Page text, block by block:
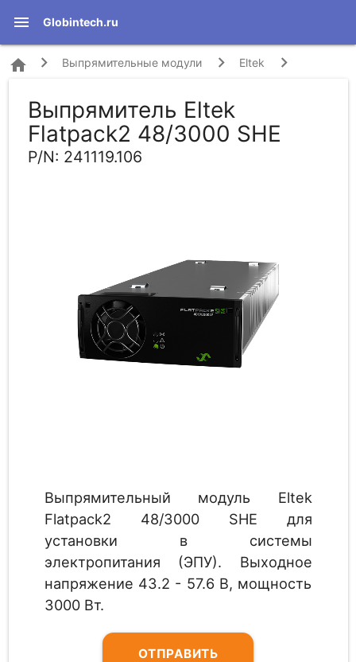
menu Globintech.ru
home Выпрямительные модули Eltek
Flatpack2 48/3000 SHE (241119.106)
Выпрямитель Eltek
Flatpack2 48/3000 SHE
P/N: 241119.106
Выпрямительный модуль Eltek
Flatpack2 48/3000 SHE для
установки в системы
электропитания (ЭПУ). Выходное
напряжение 43.2 - 57.6 В, мощность
3000 Вт.
ОТПРАВИТЬ